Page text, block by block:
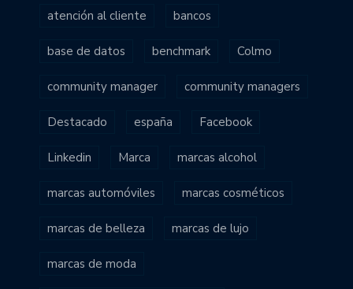
atención al cliente bancos
base de datos benchmark Colmo
community manager community managers
Destacado españa Facebook
Linkedin Marca marcas alcohol
marcas automóviles marcas cosméticos
marcas de belleza marcas de lujo
marcas de moda